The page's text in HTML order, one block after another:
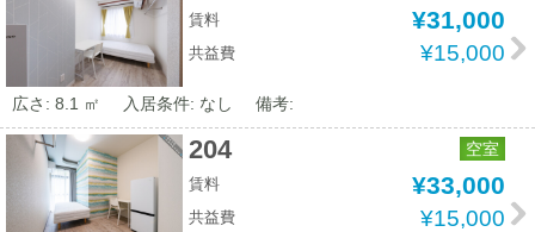
賃料 ¥31,000
共益費 ¥15,000
広さ: 8.1 ㎡ 入居条件: なし 備考:
204 空室
賃料 ¥33,000
共益費 ¥15,000